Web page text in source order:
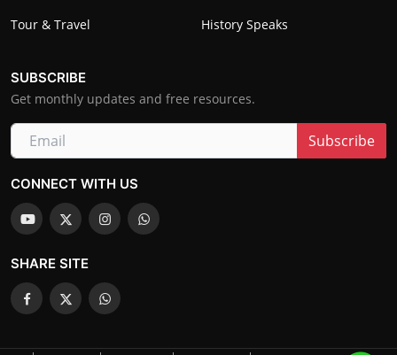
Tour & Travel
History Speaks
SUBSCRIBE
Get monthly updates and free resources.
Subscribe
CONNECT WITH US
SHARE SITE